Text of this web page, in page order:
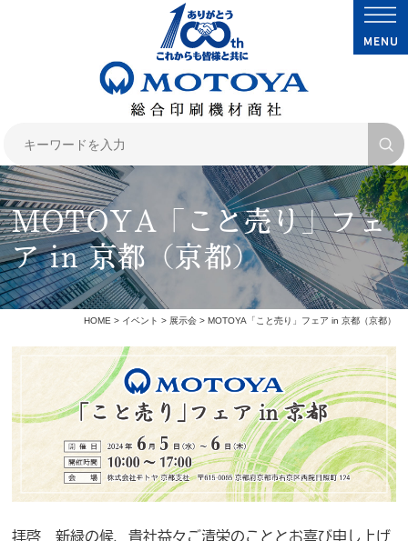
MOTOYA「こと売り」フェ
ア in 京都（京都）
HOME> イベント > 展示会> MOTOYA「こと売り」フェア in 京都（京都）
拝啓 新緑の候、貴社益々ご清栄のこととお喜び申し上げ